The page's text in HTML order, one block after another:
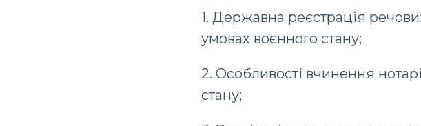
1️. Державна реєстрація
умовах воєнного стану;
2. Особливості вчинення
стану;